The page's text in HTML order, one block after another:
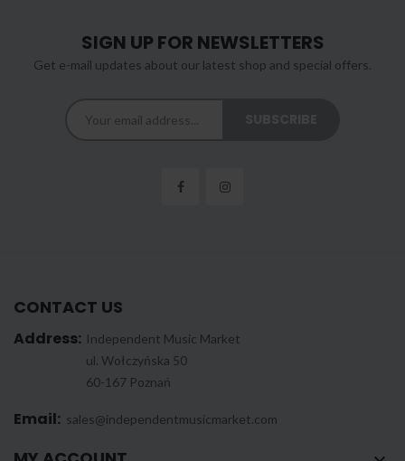
SIGN UP FOR NEWSLETTERS
Get e-mail updates about our latest shop and special offers.
CONTACT US
Address: Independent Music Market
ul. Wołczyńska 50
60-167 Poznań
Email: sales@independentmusicmarket.com